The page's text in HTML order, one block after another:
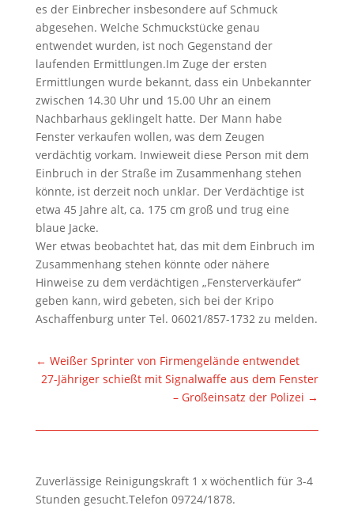
es der Einbrecher insbesondere auf Schmuck
abgesehen. Welche Schmuckstücke genau
entwendet wurden, ist noch Gegenstand der
laufenden Ermittlungen.Im Zuge der ersten
Ermittlungen wurde bekannt, dass ein Unbekannter
zwischen 14.30 Uhr und 15.00 Uhr an einem
Nachbarhaus geklingelt hatte. Der Mann habe
Fenster verkaufen wollen, was dem Zeugen
verdächtig vorkam. Inwieweit diese Person mit dem
Einbruch in der Straße im Zusammenhang stehen
könnte, ist derzeit noch unklar. Der Verdächtige ist
etwa 45 Jahre alt, ca. 175 cm groß und trug eine
blaue Jacke.
Wer etwas beobachtet hat, das mit dem Einbruch im
Zusammenhang stehen könnte oder nähere
Hinweise zu dem verdächtigen „Fensterverkäufer“
geben kann, wird gebeten, sich bei der Kripo
Aschaffenburg unter Tel. 06021/857-1732 zu melden.
← Weißer Sprinter von Firmengelände entwendet
27-Jähriger schießt mit Signalwaffe aus dem Fenster
– Großeinsatz der Polizei →
Zuverlässige Reinigungskraft 1 x wöchentlich für 3-4
Stunden gesucht.Telefon 09724/1878.